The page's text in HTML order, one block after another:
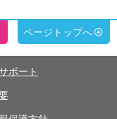
ページトップへ
ポート